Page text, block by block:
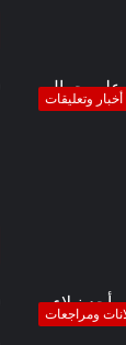
أخبار وتعليقات
ومراجعات